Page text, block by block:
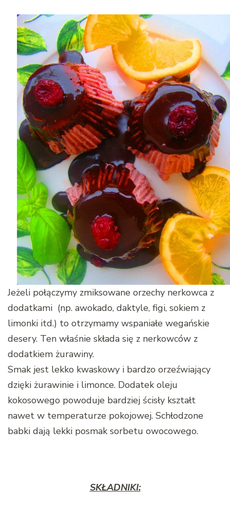
Jeżeli połączymy zmiksowane orzechy nerkowca z
dodatkami (np. awokado, daktyle, figi, sokiem z
limonki itd.) to otrzymamy wspaniałe wegańskie
desery. Ten właśnie składa się z nerkowców z
dodatkiem żurawiny.
Smak jest lekko kwaskowy i bardzo orzeźwiający
dzięki żurawinie i limonce. Dodatek oleju
kokosowego powoduje bardziej ścisły kształt
nawet w temperaturze pokojowej. Schłodzone
babki dają lekki posmak sorbetu owocowego.
SKŁADNIKI: